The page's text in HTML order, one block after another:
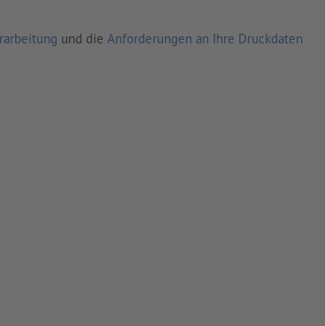
und die Anforderungen an Ihre Druckdaten